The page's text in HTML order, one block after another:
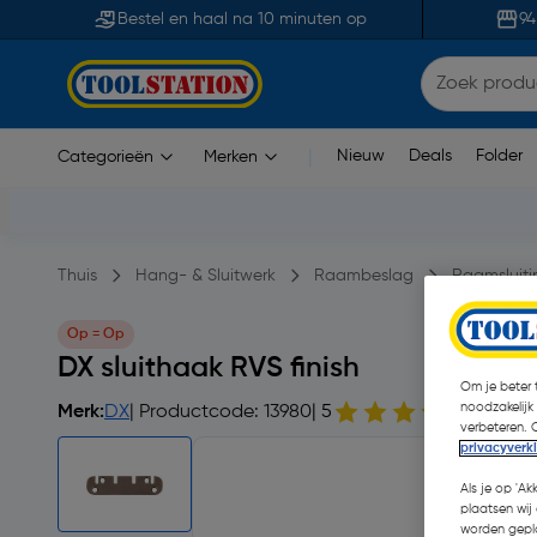
Bestel en haal na 10 minuten op
Categorieën Merken Nieuw Deals Folder
Thuis Hang- & Sluitwerk Raambeslag
Op = Op
DX sluithaak RVS finish
Merk:DX | Productcode: 13980 | 5 1
Om je beter
verbeteren.
Als je op
plaatsen wij
worden